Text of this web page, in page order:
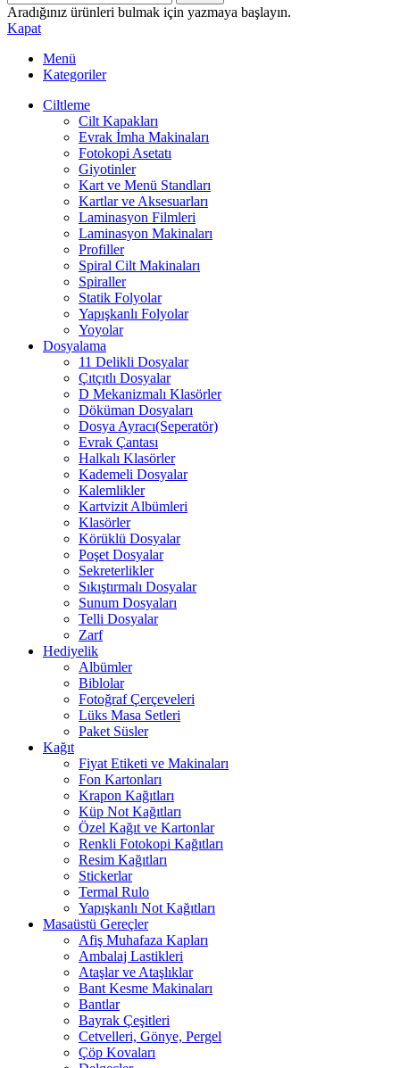
Aradığınız ürünleri bulmak için yazmaya başlayın.
Kapat
Menü
Kategoriler
Ciltleme
Cilt Kapakları
Evrak İmha Makinaları
Fotokopi Asetatı
Giyotinler
Kart ve Menü Standları
Kartlar ve Aksesuarları
Laminasyon Filmleri
Laminasyon Makinaları
Profiller
Spiral Cilt Makinaları
Spiraller
Statik Folyolar
Yapışkanlı Folyolar
Yoyolar
Dosyalama
11 Delikli Dosyalar
Çıtçıtlı Dosyalar
D Mekanizmalı Klasörler
Döküman Dosyaları
Dosya Ayracı(Seperatör)
Evrak Çantası
Halkalı Klasörler
Kademeli Dosyalar
Kalemlikler
Kartvizit Albümleri
Klasörler
Körüklü Dosyalar
Poşet Dosyalar
Sekreterlikler
Sıkıştırmalı Dosyalar
Sunum Dosyaları
Telli Dosyalar
Zarf
Hediyelik
Albümler
Biblolar
Fotoğraf Çerçeveleri
Lüks Masa Setleri
Paket Süsler
Kağıt
Fiyat Etiketi ve Makinaları
Fon Kartonları
Krapon Kağıtları
Küp Not Kağıtları
Özel Kağıt ve Kartonlar
Renkli Fotokopi Kağıtları
Resim Kağıtları
Stickerlar
Termal Rulo
Yapışkanlı Not Kağıtları
Masaüstü Gereçler
Afiş Muhafaza Kapları
Ambalaj Lastikleri
Ataşlar ve Ataşlıklar
Bant Kesme Makinaları
Bantlar
Bayrak Çeşitleri
Cetvelleri, Gönye, Pergel
Çöp Kovaları